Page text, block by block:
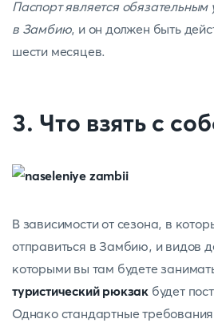
Паспорт является обязательным
в Замбию, и он должен быть
шести месяцев.
3. Что взять с
В зависимости от сезона, в
отправиться в Замбию, и видов
которыми вы там будете
туристический рюкзак будет
Однако стандартные